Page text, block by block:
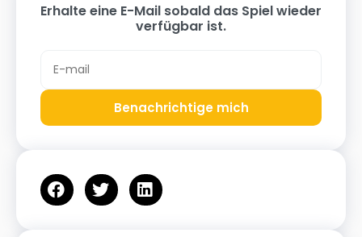
Erhalte eine E-Mail sobald das Spiel wieder
verfügbar ist.
Benachrichtige mich